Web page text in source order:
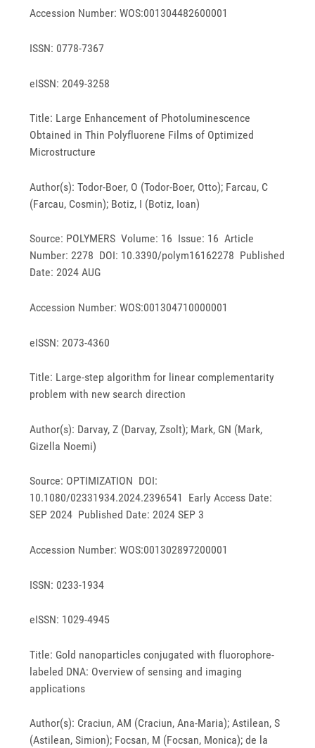
Accession Number: WOS:001304482600001
ISSN: 0778-7367
eISSN: 2049-3258
Title: Large Enhancement of Photoluminescence
Obtained in Thin Polyfluorene Films of Optimized
Microstructure
Author(s): Todor-Boer, O (Todor-Boer, Otto); Farcau, C
(Farcau, Cosmin); Botiz, I (Botiz, Ioan)
Source: POLYMERS Volume: 16 Issue: 16 Article
Number: 2278 DOI: 10.3390/polym16162278 Published
Date: 2024 AUG
Accession Number: WOS:001304710000001
eISSN: 2073-4360
Title: Large-step algorithm for linear complementarity
problem with new search direction
Author(s): Darvay, Z (Darvay, Zsolt); Mark, GN (Mark,
Gizella Noemi)
Source: OPTIMIZATION DOI:
10.1080/02331934.2024.2396541 Early Access Date:
SEP 2024 Published Date: 2024 SEP 3
Accession Number: WOS:001302897200001
ISSN: 0233-1934
eISSN: 1029-4945
Title: Gold nanoparticles conjugated with fluorophore-
labeled DNA: Overview of sensing and imaging
applications
Author(s): Craciun, AM (Craciun, Ana-Maria); Astilean, S
(Astilean, Simion); Focsan, M (Focsan, Monica); de la